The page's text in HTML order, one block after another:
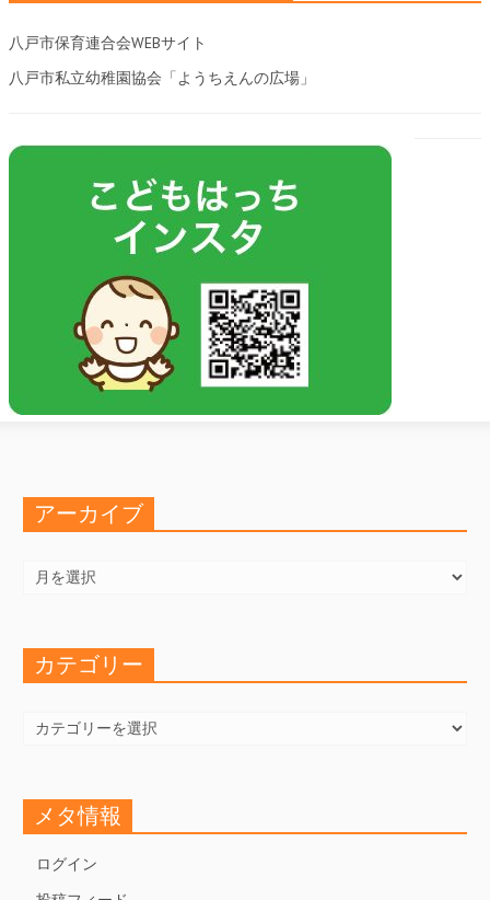
八戸市保育連合会WEBサイト
八戸市私立幼稚園協会「ようちえんの広場」
アーカイブ
カ
カテゴリー
ゴ
メタ情報
ログイン